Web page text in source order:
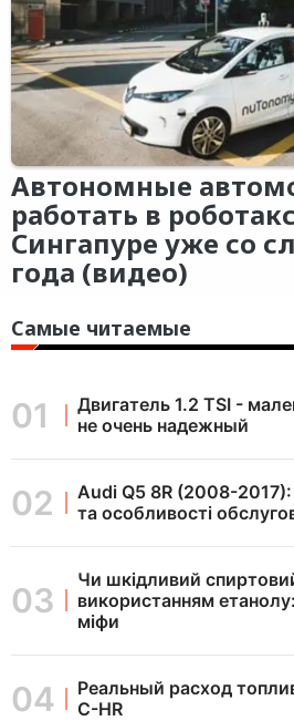
Автономные
работать в
Сингапуре уже со
года (видео)
Самые читаемые
Двигатель 1.2 TSI -
не очень надежный
Audi Q5 8R (2008-2017):
та особливості
Чи шкідливий
використанням
міфи
Реальный расход
C-HR